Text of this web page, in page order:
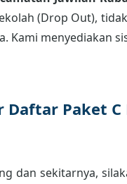
(Drop Out),
Kami menyediakan
Daftar Paket
dan sekitarnya,